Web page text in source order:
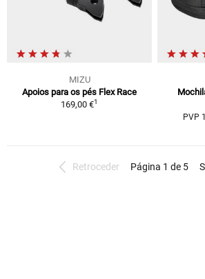
MIZU
Apoios para os pés Flex Race
169,00 €1
PVP
Retroceder Página 1 de 5